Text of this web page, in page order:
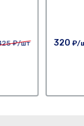
₽/шт 320 ₽/